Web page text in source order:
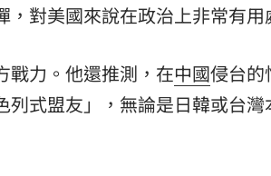
對美國來說在政治上非常有用
戰力。他還推測，在中國侵台的
式盟友」，無論是日韓或台